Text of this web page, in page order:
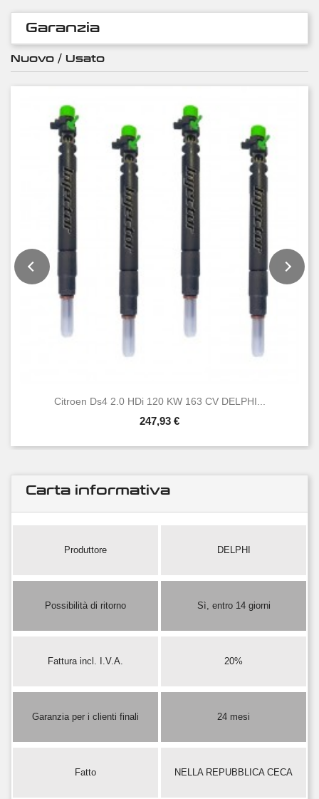
Garanzia
Nuovo / Usato
Citroen Ds4 2.0 HDi 120 KW 163 CV DELPHI...
247,93 €
Carta informativa
Produttore DELPHI
Possibilità di ritorno Sì, entro 14 giorni
Fattura incl. I.V.A. 20%
Garanzia per i clienti finali 24 mesi
Fatto NELLA REPUBBLICA CECA